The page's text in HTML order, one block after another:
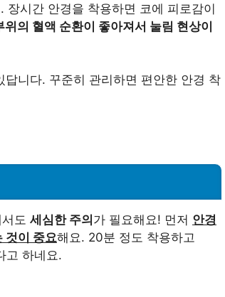
장시간 안경을 착용하면 코에 피로감이
위의 혈액 순환이 좋아져서 눌림 현상이
니다. 꾸준히 관리하면 편안한 안경 착
도 세심한 주의가 필요해요! 먼저 안경
것이 중요해요. 20분 정도 착용하고
고 하네요.